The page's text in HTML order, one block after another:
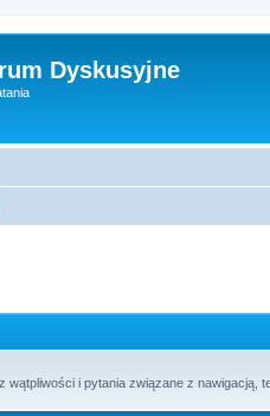
Dyskusyjne
i pytania związane z nawigacją,